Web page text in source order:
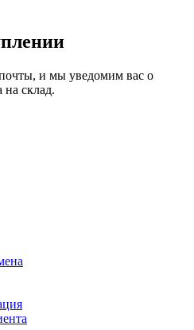
и мы уведомим вас о
на склад.